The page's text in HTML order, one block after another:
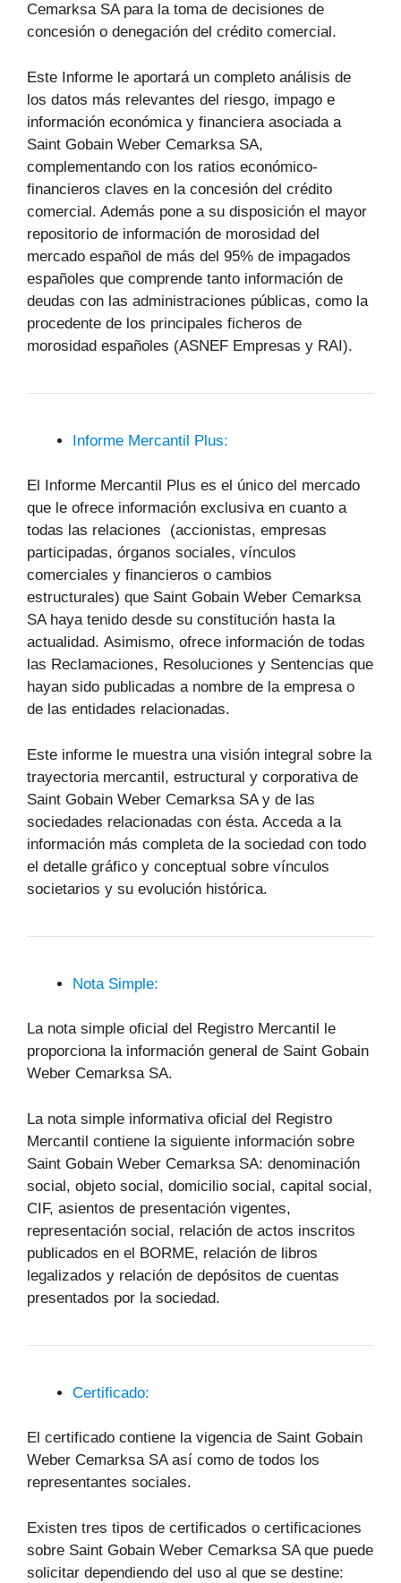
Cemarksa SA para la toma de decisiones de
concesión o denegación del crédito comercial.
Este Informe le aportará un completo análisis de
los datos más relevantes del riesgo, impago e
información económica y financiera asociada a
Saint Gobain Weber Cemarksa SA,
complementando con los ratios económico-
financieros claves en la concesión del crédito
comercial. Además pone a su disposición el mayor
repositorio de información de morosidad del
mercado español de más del 95% de impagados
españoles que comprende tanto información de
deudas con las administraciones públicas, como la
procedente de los principales ficheros de
morosidad españoles (ASNEF Empresas y RAI).
Informe Mercantil Plus:
El Informe Mercantil Plus es el único del mercado
que le ofrece información exclusiva en cuanto a
todas las relaciones (accionistas, empresas
participadas, órganos sociales, vínculos
comerciales y financieros o cambios
estructurales) que Saint Gobain Weber Cemarksa
SA haya tenido desde su constitución hasta la
actualidad. Asimismo, ofrece información de todas
las Reclamaciones, Resoluciones y Sentencias que
hayan sido publicadas a nombre de la empresa o
de las entidades relacionadas.
Este informe le muestra una visión integral sobre la
trayectoria mercantil, estructural y corporativa de
Saint Gobain Weber Cemarksa SA y de las
sociedades relacionadas con ésta. Acceda a la
información más completa de la sociedad con todo
el detalle gráfico y conceptual sobre vínculos
societarios y su evolución histórica.
Nota Simple:
La nota simple oficial del Registro Mercantil le
proporciona la información general de Saint Gobain
Weber Cemarksa SA.
La nota simple informativa oficial del Registro
Mercantil contiene la siguiente información sobre
Saint Gobain Weber Cemarksa SA: denominación
social, objeto social, domicilio social, capital social,
CIF, asientos de presentación vigentes,
representación social, relación de actos inscritos
publicados en el BORME, relación de libros
legalizados y relación de depósitos de cuentas
presentados por la sociedad.
Certificado:
El certificado contiene la vigencia de Saint Gobain
Weber Cemarksa SA así como de todos los
representantes sociales.
Existen tres tipos de certificados o certificaciones
sobre Saint Gobain Weber Cemarksa SA que puede
solicitar dependiendo del uso al que se destine: